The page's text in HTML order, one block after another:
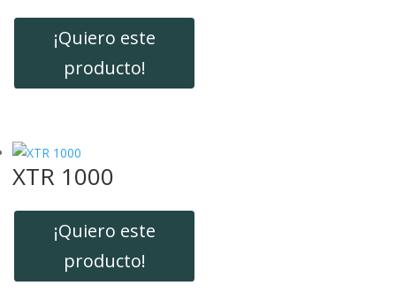
¡Quiero este
producto!
XTR 1000
¡Quiero este
producto!